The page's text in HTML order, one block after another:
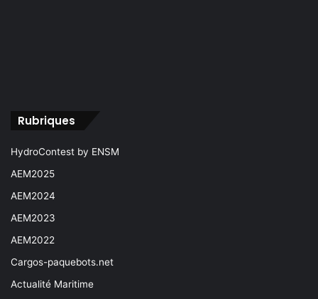
Rubriques
HydroContest by ENSM
AEM2025
AEM2024
AEM2023
AEM2022
Cargos-paquebots.net
Actualité Maritime